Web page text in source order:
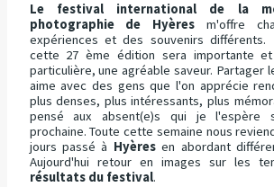
Le festival international de la
photographie de Hyères m'offre
expériences et des souvenirs différents.
cette 27 ème édition sera importante
particulière, une agréable saveur. Partager
aime avec des gens que l'on apprécie
plus denses, plus intéressants, plus
pensé aux absent(e)s qui je l'espère
prochaine. Toute cette semaine nous
jours passé à Hyèresen abordant
Aujourd'hui retour en images sur les
résultats du festival.